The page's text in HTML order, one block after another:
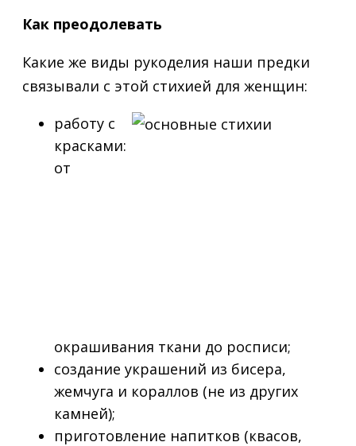
Как преодолевать
Какие же виды рукоделия наши предки
связывали с этой стихией для женщин:
работу с
красками:
от
окрашивания ткани до росписи;
создание украшений из бисера,
жемчуга и кораллов (не из других
камней);
приготовление напитков (квасов,